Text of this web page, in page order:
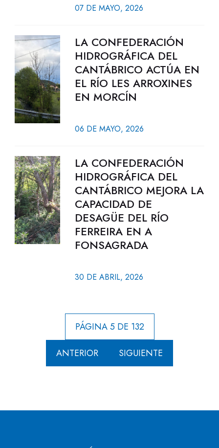
07 DE MAYO, 2026
LA CONFEDERACIÓN
HIDROGRÁFICA DEL
CANTÁBRICO ACTÚA EN
EL RÍO LES ARROXINES
EN MORCÍN
06 DE MAYO, 2026
LA CONFEDERACIÓN
HIDROGRÁFICA DEL
CANTÁBRICO MEJORA LA
CAPACIDAD DE
DESAGÜE DEL RÍO
FERREIRA EN A
FONSAGRADA
30 DE ABRIL, 2026
PÁGINA 5 DE 132
ANTERIOR SIGUIENTE